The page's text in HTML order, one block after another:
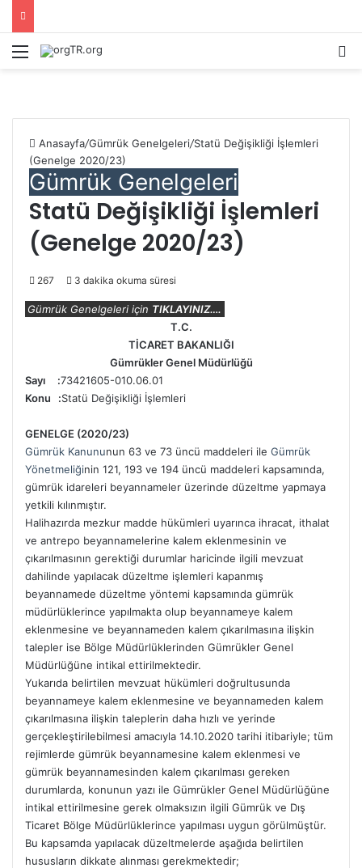
Menü
Anasayfa/Gümrük Genelgeleri/Statü Değişikliği İşlemleri
(Genelge 2020/23)
Gümrük Genelgeleri
Statü Değişikliği İşlemleri
(Genelge 2020/23)
267 3 dakika okuma süresi
Gümrük Genelgeleri için TIKLAYINIZ….
T.C.
TİCARET BAKANLIĞI
Gümrükler Genel Müdürlüğü
Sayı :73421605-010.06.01
Konu :Statü Değişikliği İşlemleri
GENELGE (2020/23)
Gümrük Kanununun 63 ve 73 üncü maddeleri ile Gümrük
Yönetmeliğinin 121, 193 ve 194 üncü maddeleri kapsamında,
gümrük idareleri beyannameler üzerinde düzeltme yapmaya
yetkili kılınmıştır.
Halihazırda mezkur madde hükümleri uyarınca ihracat, ithalat
ve antrepo beyannamelerine kalem eklenmesinin ve
çıkarılmasının gerektiği durumlar haricinde ilgili mevzuat
dahilinde yapılacak düzeltme işlemleri kapanmış
beyannamede düzeltme yöntemi kapsamında gümrük
müdürlüklerince yapılmakta olup beyannameye kalem
eklenmesine ve beyannameden kalem çıkarılmasına ilişkin
talepler ise Bölge Müdürlüklerinden Gümrükler Genel
Müdürlüğüne intikal ettirilmektedir.
Yukarıda belirtilen mevzuat hükümleri doğrultusunda
beyannameye kalem eklenmesine ve beyannameden kalem
çıkarılmasına ilişkin taleplerin daha hızlı ve yerinde
gerçekleştirilebilmesi amacıyla 14.10.2020 tarihi itibariyle; tüm
rejimlerde gümrük beyannamesine kalem eklenmesi ve
gümrük beyannamesinden kalem çıkarılması gereken
durumlarda, konunun yazı ile Gümrükler Genel Müdürlüğüne
intikal ettirilmesine gerek olmaksızın ilgili Gümrük ve Dış
Ticaret Bölge Müdürlüklerince yapılması uygun görülmüştür.
Bu kapsamda yapılacak düzeltmelerde aşağıda belirtilen
hususların dikkate alınması gerekmektedir;